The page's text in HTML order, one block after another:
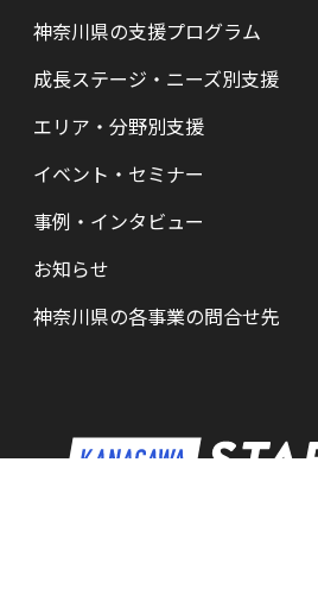
神奈川県の支援プログラム
神奈川県の支援プログラム
HATSU-SHINKANAGAWA
HATSU起業家支援プログラム
SHINみなとみらい
KID
成長ステージ・ニーズ別支援
成長ステージ・ニーズ別支援
起業準備期支援（アイデア段階）
シード期支援（事業創出段階）
アーリー期支援（事業拡大段階）
メンター・サポーターの紹介
エリア・分野別支援
エリア・分野別支援
HATSU-SHIN の支援拠点
県内の支援拠点・コミュニティー
特区制度（国家戦略特区等）
ロボット産業・宇宙関連産業
イベント・セミナー
新着情報
カレンダー
事例・インタビュー
インタビュー（一覧）
お知らせ
神奈川県の各事業の問合せ先